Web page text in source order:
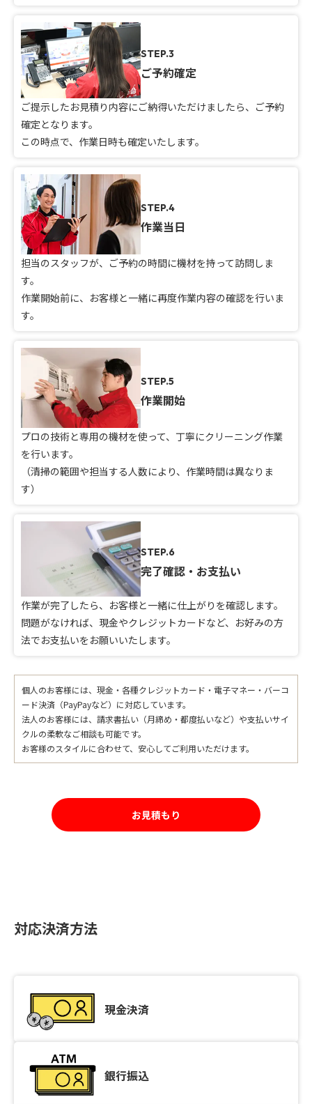
STEP.3
ご予約確定
ご提示したお見積り内容にご納得いただけましたら、ご予約
確定となります。
この時点で、作業日時も確定いたします。
STEP.4
作業当日
担当のスタッフが、ご予約の時間に機材を持って訪問しま
す。
作業開始前に、お客様と一緒に再度作業内容の確認を行いま
す。
STEP.5
作業開始
プロの技術と専用の機材を使って、丁寧にクリーニング作業
を行います。
（清掃の範囲や担当する人数により、作業時間は異なりま
す）
STEP.6
完了確認・お支払い
作業が完了したら、お客様と一緒に仕上がりを確認します。
問題がなければ、現金やクレジットカードなど、お好みの方
法でお支払いをお願いいたします。
個人のお客様には、現金・各種クレジットカード・電子マネー・バーコ
ード決済（PayPayなど）に対応しています。
法人のお客様には、請求書払い（月締め・都度払いなど）や支払いサイ
クルの柔軟なご相談も可能です。
お客様のスタイルに合わせて、安心してご利用いただけます。
お見積もり
対応決済方法
現金決済
銀行振込